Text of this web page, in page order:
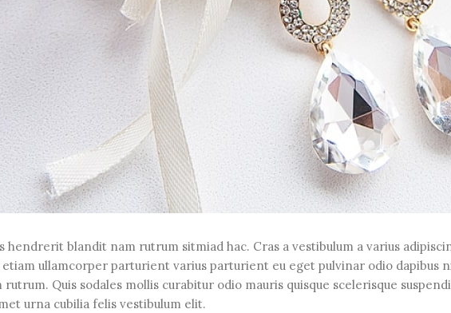
hendrerit blandit nam rutrum sitmiad hac. Cras a vestibulum a varius
ullamcorper parturient varius parturient eu eget pulvinar odio dapibus
Quis sodales mollis curabitur odio mauris quisque scelerisque
urna cubilia felis vestibulum elit.